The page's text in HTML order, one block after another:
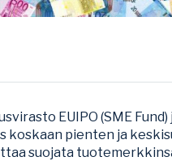
EUIPO (SME Fund)
koskaan pienten ja
suojata